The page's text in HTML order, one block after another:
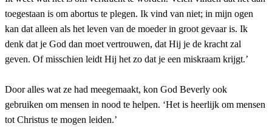
toegestaan is om abortus te plegen. Ik vind van niet; in mijn ogen
kan dat alleen als het leven van de moeder in groot gevaar is. Ik
denk dat je God dan moet vertrouwen, dat Hij je de kracht zal
geven. Of misschien leidt Hij het zo dat je een miskraam krijgt.’
Door alles wat ze had meegemaakt, kon God Beverly ook
gebruiken om mensen in nood te helpen. ‘Het is heerlijk om mensen
tot Christus te mogen leiden.’